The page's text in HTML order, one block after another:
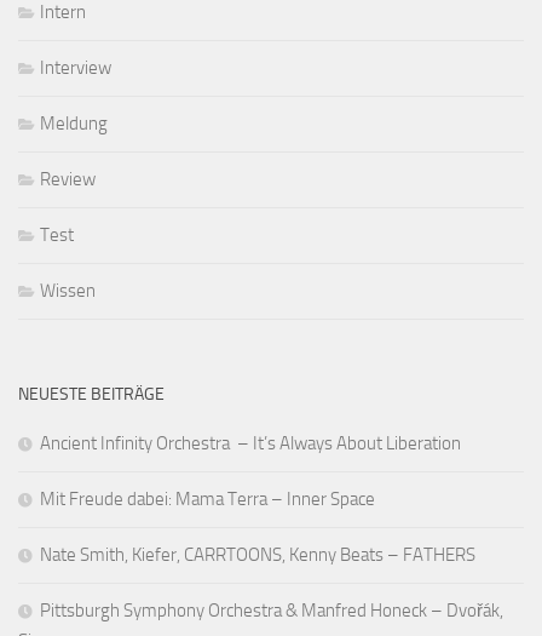
Intern
Interview
Meldung
Review
Test
Wissen
NEUESTE BEITRÄGE
Ancient Infinity Orchestra – It’s Always About Liberation
Mit Freude dabei: Mama Terra – Inner Space
Nate Smith, Kiefer, CARRTOONS, Kenny Beats – FATHERS
Pittsburgh Symphony Orchestra & Manfred Honeck – Dvořák,